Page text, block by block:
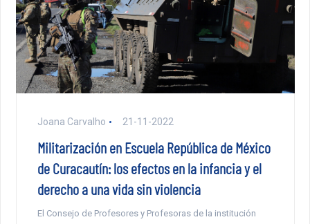
Joana Carvalho 21-11-2022
Militarización en Escuela República de México
de Curacautín: los efectos en la infancia y el
derecho a una vida sin violencia
El Consejo de Profesores y Profesoras de la institución